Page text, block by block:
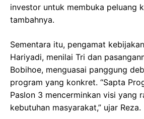
investor untuk membuka peluang
tambahnya.
Sementara itu, pengamat
Hariyadi, menilai Tri dan
Bobihoe, menguasai panggung
program yang konkret. “Sapta
Paslon 3 mencerminkan visi yang
kebutuhan masyarakat,” ujar Reza.